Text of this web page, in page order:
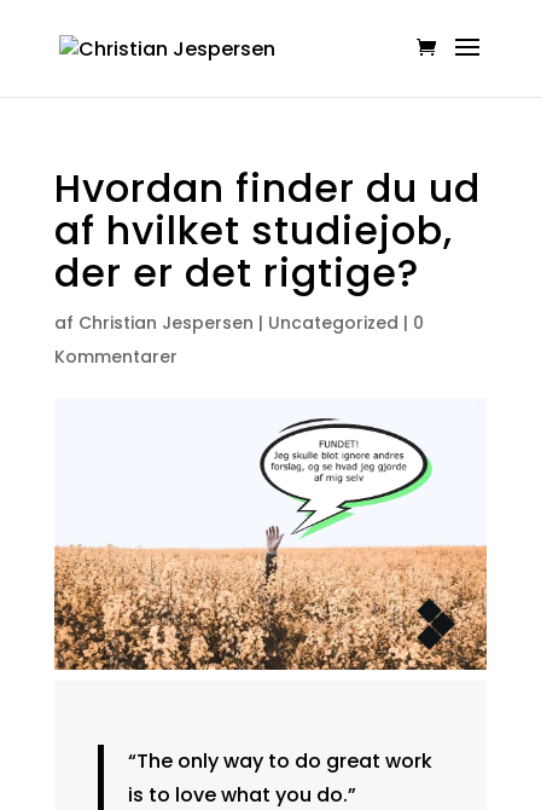
Hvordan finder du ud
af hvilket studiejob,
der er det rigtige?
af Christian Jespersen | Uncategorized | 0
Kommentarer
“The only way to do great work
is to love what you do.”